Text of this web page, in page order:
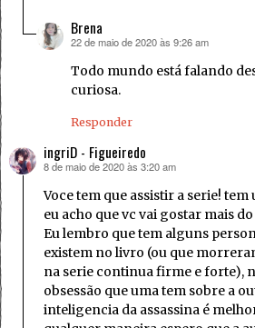
Brena
disse:
22 de maio de 2020 às 9:26 am
Todo mundo está falando
curiosa.
Responder
ingriD - Figueiredo
disse:
8 de maio de 2020 às 3:20 am
Voce tem que assistir a serie!
eu acho que vc vai gostar mais
Eu lembro que tem alguns
existem no livro (ou que
na serie continua firme e forte),
obsessão que uma tem sobre a
inteligencia da assassina é